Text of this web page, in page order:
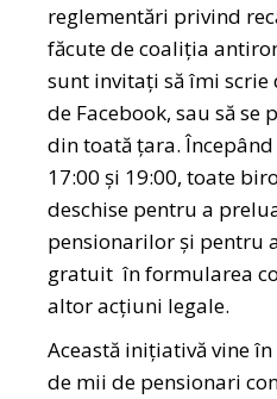
reglementări privind
făcute de coaliția
sunt invitați să îmi
de Facebook, sau să se
din toată țara.
17:00 și 19:00, toate
deschise pentru a
pensionarilor și pentru
gratuit în formularea
altor acțiuni legale.
Această inițiativă vine
de mii de pensionari